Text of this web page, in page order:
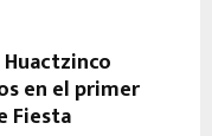
en el primer
Fiesta